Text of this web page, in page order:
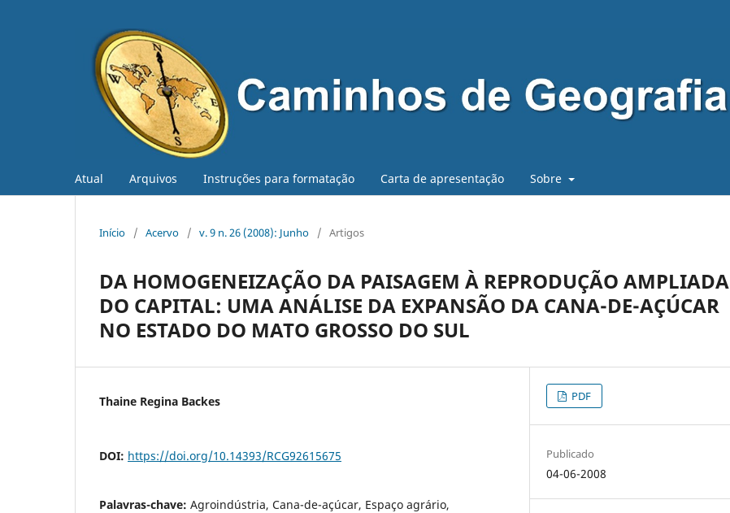
Atual Arquivos Instruções para formatação Carta de apresentação Sobre
Início / Acervo / v. 9 n. 26 (2008): Junho / Artigos
DA HOMOGENEIZAÇÃO DA PAISAGEM À REPRODUÇÃO AMPLIADA
DO CAPITAL: UMA ANÁLISE DA EXPANSÃO DA CANA-DE-AÇÚCAR
NO ESTADO DO MATO GROSSO DO SUL
Thaine Regina Backes
DOI: https://doi.org/10.14393/RCG92615675
Palavras-chave: Agroindústria, Cana-de-açúcar, Espaço agrário,
PDF
Publicado
04-06-2008